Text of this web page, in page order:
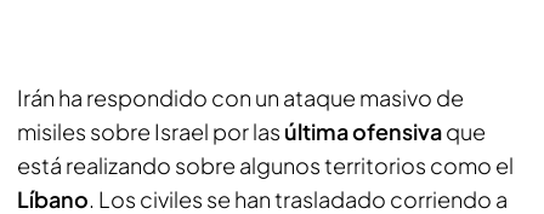
Irán ha respondido con un ataque masivo de
misiles sobre Israel por las última ofensivaque
está realizando sobre algunos territorios como el
Líbano. Los civiles se han trasladado corriendo a